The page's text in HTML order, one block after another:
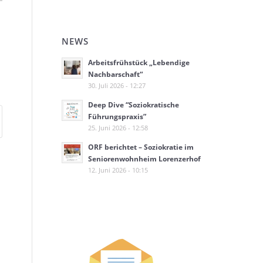
NEWS
Arbeitsfrühstück „Lebendige
Nachbarschaft“
30. Juli 2026 - 12:27
Deep Dive “Soziokratische
Führungspraxis”
25. Juni 2026 - 12:58
ORF berichtet – Soziokratie im
Seniorenwohnheim Lorenzerhof
12. Juni 2026 - 10:15